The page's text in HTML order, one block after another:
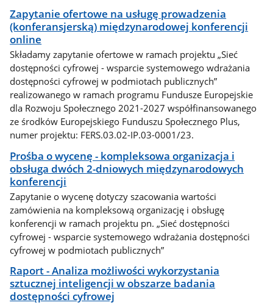
Zapytanie ofertowe na usługę prowadzenia
(konferansjerską) międzynarodowej konferencji
online
Składamy zapytanie ofertowe w ramach projektu „Sieć
dostępności cyfrowej - wsparcie systemowego wdrażania
dostępności cyfrowej w podmiotach publicznych”
realizowanego w ramach programu Fundusze Europejskie
dla Rozwoju Społecznego 2021-2027 współfinansowanego
ze środków Europejskiego Funduszu Społecznego Plus,
numer projektu: FERS.03.02-IP.03-0001/23.
Prośba o wycenę - kompleksowa organizacja i
obsługa dwóch 2-dniowych międzynarodowych
konferencji
Zapytanie o wycenę dotyczy szacowania wartości
zamówienia na kompleksową organizację i obsługę
konferencji w ramach projektu pn. „Sieć dostępności
cyfrowej - wsparcie systemowego wdrażania dostępności
cyfrowej w podmiotach publicznych”
Raport - Analiza możliwości wykorzystania
sztucznej inteligencji w obszarze badania
dostępności cyfrowej